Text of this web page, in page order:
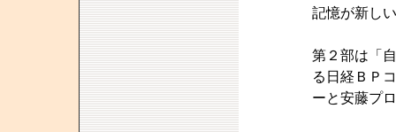
記憶が新し
第２部は「
る日経ＢＰ
ーと安藤プ